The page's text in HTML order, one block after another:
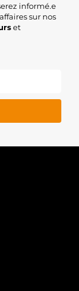
informé.e
sur nos
et